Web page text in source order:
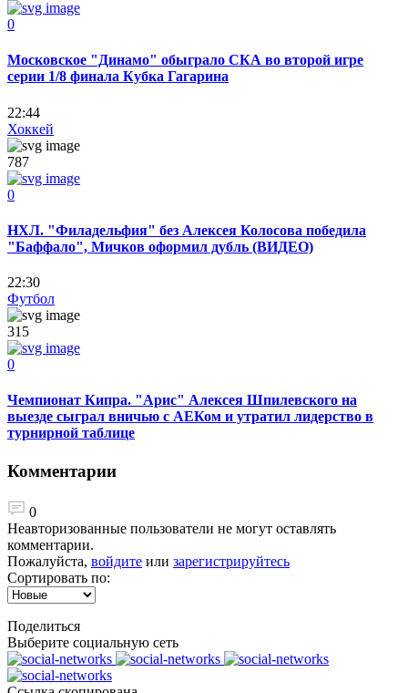
0
Московское "Динамо" обыграло СКА во второй игре
серии 1/8 финала Кубка Гагарина
22:44
Хоккей
787
0
НХЛ. "Филадельфия" без Алексея Колосова победила
"Баффало", Мичков оформил дубль (ВИДЕО)
22:30
Футбол
315
0
Чемпионат Кипра. "Арис" Алексея Шпилевского на
выезде сыграл вничью с АЕКом и утратил лидерство в
турнирной таблице
Комментарии
0
Неавторизованные пользователи не могут оставлять
комментарии.
Пожалуйста, войдите или зарегистрируйтесь
Сортировать по:
Поделиться
Выберите социальную сеть